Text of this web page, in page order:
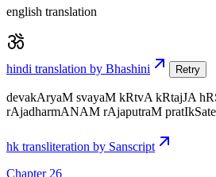
english translation
hindi translation by Bhashini Retry
devakAryaM svayaM kRtvA kRtajJA
rAjadharmANAM rAjaputraM
hk transliteration by Sanscript
Chapter 26